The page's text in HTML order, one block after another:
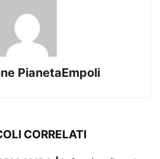
PianetaEmpoli
CORRELATI